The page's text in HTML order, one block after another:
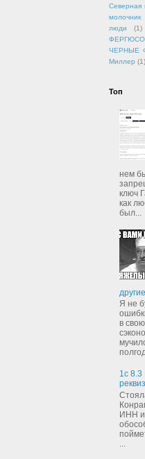
Северная
молочник
люди
(1)
ЧЕРНЫЕ
Миллер (1)
Топ
нем
ключ
как
был...
Я не
в
1с 8.3
ИНН и